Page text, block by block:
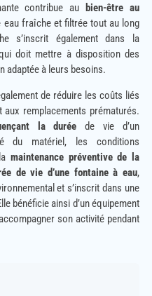
contribue au
bien-être au
eau fraîche et filtrée tout au long
s’inscrit également dans la
doit mettre à disposition des
adaptée à leurs besoins.
de réduire les coûts liés
remplacements prématurés.
la durée de vie d’un
du matériel, les conditions
lamaintenance préventive de la
de vie d’une fontaine à eau,
et s’inscrit dans une
bénéficie ainsi d’un équipement
son activité pendant